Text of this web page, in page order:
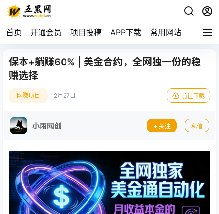
首页 开通会员 项目投稿 APP下载 常用网站
保本+躺赚60% | 美金合约，全网独一份的稳
赚选择
网赚项目 2月27日 前往下载
小雨网创 关注 私信